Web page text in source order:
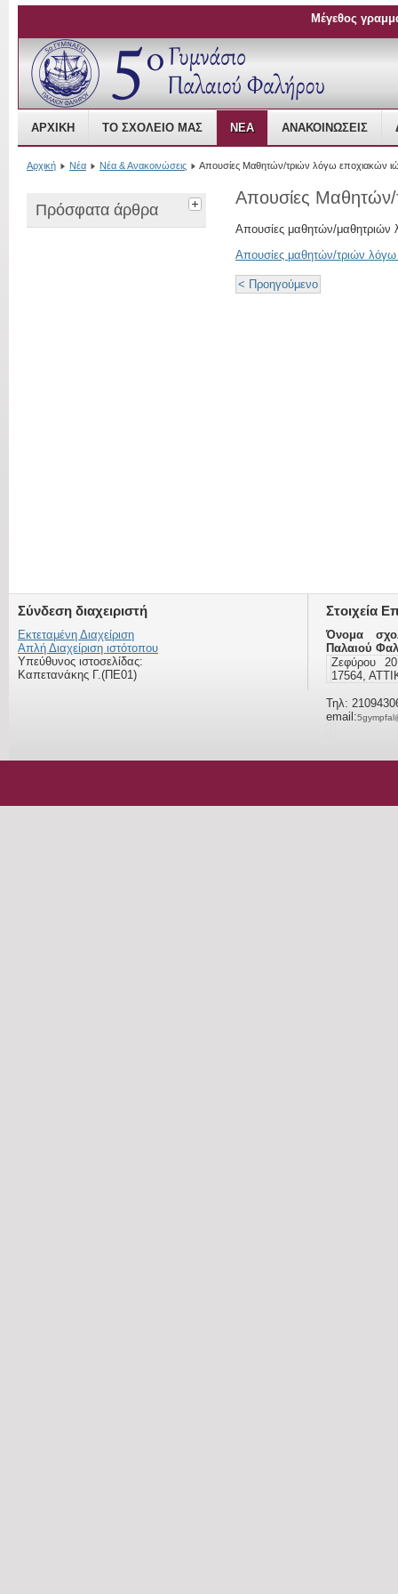
Open Source Content Management
ΑΡΧΙΚΉ ΤΟ ΣΧΟΛΕΊΟ ΜΑΣ ΝΈΑ ΑΝΑΚΟΙΝΏΣΕΙΣ
Μέγεθος
Αρχική Νέα Νέα & Ανακοινώσεις Απουσίες Μαθητών/τριών λόγω εποχιακών
Πρόσφατα άρθρα
Απουσίες
Απουσίες μαθητών/
Απουσίες μαθητών/τριών
< Προηγούμενο
Σύνδεση διαχειριστή
Εκτεταμένη Διαχείριση
Απλή Διαχείριση ιστότοπου
Υπεύθυνος ιστοσελίδας:
Καπετανάκης Γ.(ΠΕ01)
Στοιχεία
Όνομα
Παλαιού
Ζεφύρου
17564,
Τηλ:
email: